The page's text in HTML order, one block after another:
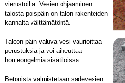
vierustoilta. Vesien ohjaaminen
talosta poispäin on talon rakenteiden
kannalta välttämätöntä.
Taloon päin valuva vesi vaurioittaa
perustuksia ja voi aiheuttaa
homeongelmia sisätiloissa.
Betonista valmistetaan sadevesien